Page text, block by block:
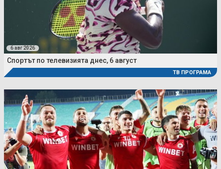
6 авг 2026
Спортът по телевизията днес, 6 август
ТВ ПРОГРАМА